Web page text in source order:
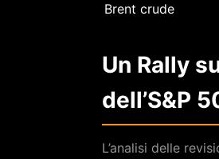
Brent crude
Un Rally
dell’S&P
L’analisi delle